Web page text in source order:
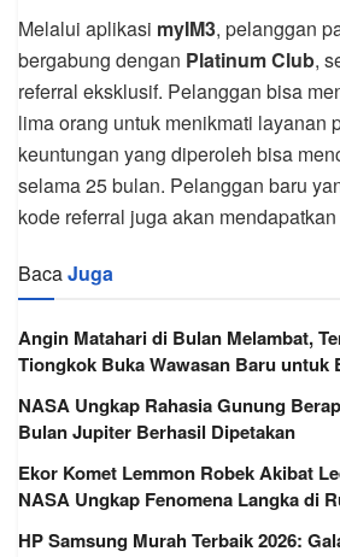
Melalui aplikasi myIM3, pelanggan
bergabung dengan Platinum Club,
referral eksklusif. Pelanggan bisa
lima orang untuk menikmati layanan
keuntungan yang diperoleh bisa
selama 25 bulan. Pelanggan baru
kode referral juga akan
BacaJuga
Angin Matahari di Bulan Melambat,
Tiongkok Buka Wawasan Baru untuk
NASA Ungkap Rahasia Gunung
Bulan Jupiter Berhasil Dipetakan
Ekor Komet Lemmon Robek Akibat
NASA Ungkap Fenomena Langka di
HP Samsung Murah Terbaik 2026: